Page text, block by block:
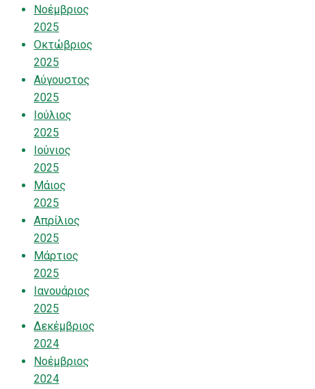
Νοέμβριος
2025
Οκτώβριος
2025
Αύγουστος
2025
Ιούλιος
2025
Ιούνιος
2025
Μάιος
2025
Απρίλιος
2025
Μάρτιος
2025
Ιανουάριος
2025
Δεκέμβριος
2024
Νοέμβριος
2024